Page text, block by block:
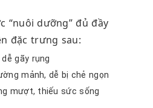
“nuôi dưỡng” đủ đầy
đặc trưng sau:
gãy rụng
mảnh, dễ bị chẻ ngọn
mượt, thiếu sức sống